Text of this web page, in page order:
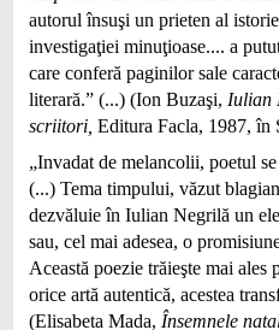
autorul însuşi un prieten al
investigaţiei minuţioase.... a
care conferă paginilor sale
literară.” (...) (Ion Buzaşi, Iulian
scriitori, Editura Facla, 1987, în
„Invadat de melancolii, poetul
(...) Tema timpului, văzut
dezvăluie în Iulian Negrilă un
sau, cel mai adesea, o
Această poezie trăieşte mai
orice artă autentică, acestea
(Elisabeta Mada, Însemnele